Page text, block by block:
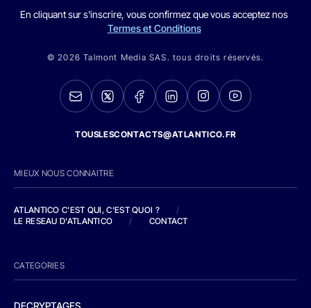
En cliquant sur s'inscrire, vous confirmez que vous acceptez nos
Termes et Conditions
© 2026 Talmont Media SAS. tous droits réservés.
TOUSLESCONTACTS@ATLANTICO.FR
MIEUX NOUS CONNAITRE
ATLANTICO C'EST QUI, C'EST QUOI ?
/
LE RESEAU D'ATLANTICO
/ CONTACT
CATEGORIES
DECRYPTAGES